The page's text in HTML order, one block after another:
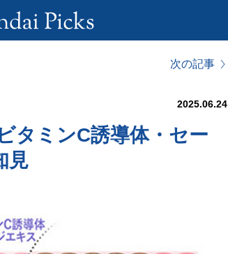
次の記事
2025.06.24
タミンC誘導体・セー
見